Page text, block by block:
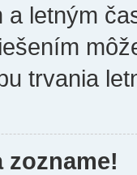
a letným
trvania
zozname!